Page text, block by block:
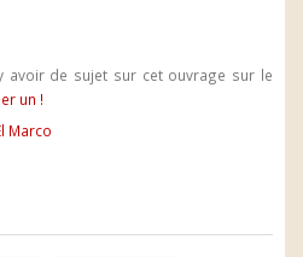
avoir de sujet sur cet ouvrage sur le
un !
Marco